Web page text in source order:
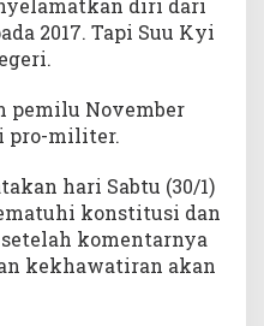
2017. Tapi Suu Kyi
pemilu November
pro-militer.
hari Sabtu (30/1)
konstitusi dan
komentarnya
kekhawatiran akan